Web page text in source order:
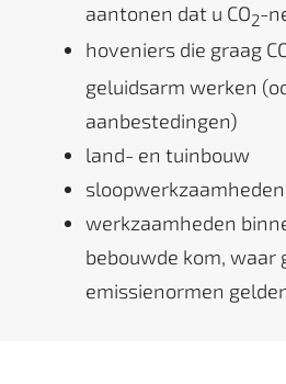
aantonen dat u CO2-
hoveniers die graag
geluidsarm werken
aanbestedingen)
land- en tuinbouw
werkzaamheden
bebouwde kom, waar
emissienormen